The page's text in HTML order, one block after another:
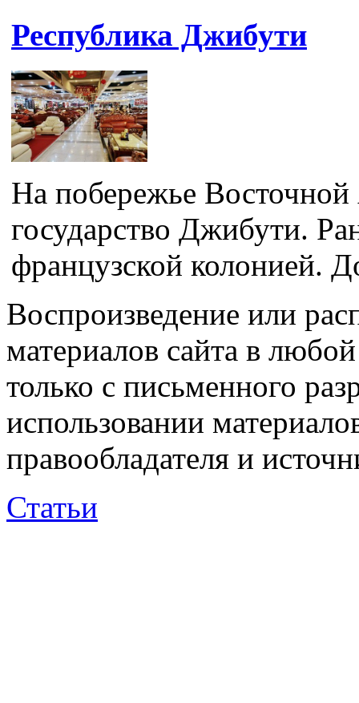
Республика Джибути
На побережье
государство Джибути.
французской колонией.
Воспроизведение или
материалов сайта в
только с письменного
использовании
правообладателя и
Статьи